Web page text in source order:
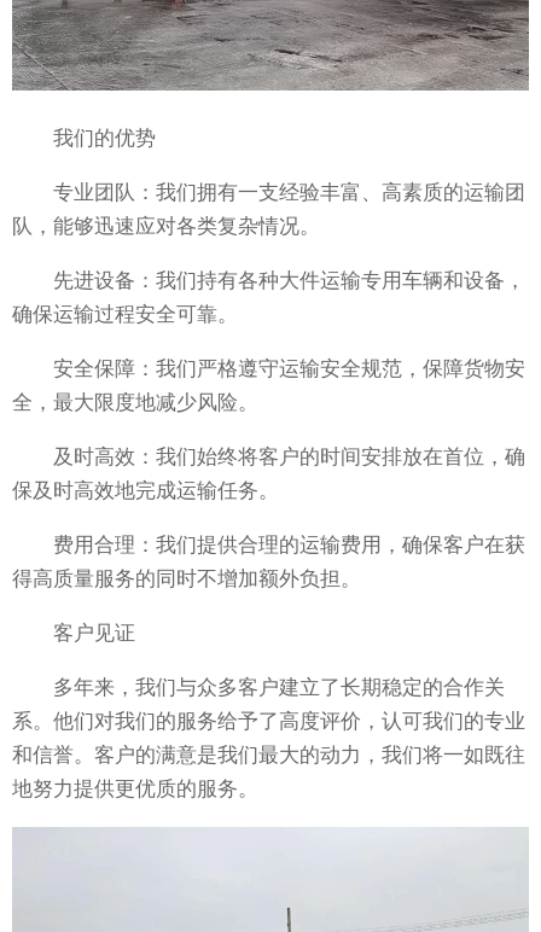
我们的优势
专业团队：我们拥有一支经验丰富、高素质的运输团
队，能够迅速应对各类复杂情况。
先进设备：我们持有各种大件运输专用车辆和设备，
确保运输过程安全可靠。
安全保障：我们严格遵守运输安全规范，保障货物安
全，最大限度地减少风险。
及时高效：我们始终将客户的时间安排放在首位，确
保及时高效地完成运输任务。
费用合理：我们提供合理的运输费用，确保客户在获
得高质量服务的同时不增加额外负担。
客户见证
多年来，我们与众多客户建立了长期稳定的合作关
系。他们对我们的服务给予了高度评价，认可我们的专业
和信誉。客户的满意是我们最大的动力，我们将一如既往
地努力提供更优质的服务。